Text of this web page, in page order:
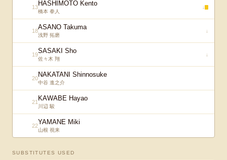
13HASHIMOTO Kento
橋本 拳人
↓
18ASANO Takuma
浅野 拓磨
↓
19SASAKI Sho
佐々木 翔
↓
20NAKATANI Shinnosuke
中谷 進之介
21 KAWABE Hayao
川辺 駿
22YAMANE Miki
山根 視来
SUBSTITUTES USED